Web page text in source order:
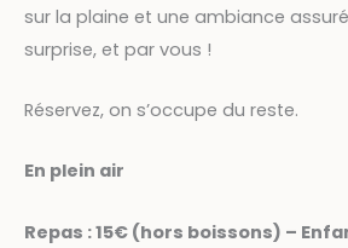
sur la plaine et une ambiance
surprise, et par vous !
Réservez, on s’occupe du reste.
En plein air
Repas : 15€ (hors boissons) –